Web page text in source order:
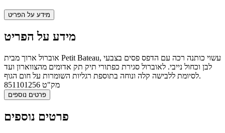
מידע על הפריט
מידע על הפריט
אוברול ארוך מבית Petit Bateau, עשוי כותנה רכה עם הדפס פסים בצבעי
לבן וכחול נייבי. לאוברול סגירת כפתורי תיק תק אדומים מהצווארון ועד
לסיומת ללבישה קלה ונוחה בתוספת רגליות השומרות על חום הגוף.
מק"ט 851101256
פרטים נוספים
פרטים נוספים